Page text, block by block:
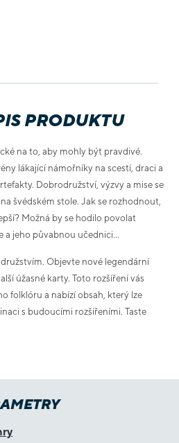
PRODUKTU
na to, aby mohly být pravdivé.
lákající námořníky na scestí, draci a
Dobrodružství, výzvy a mise se
švédském stole. Jak se rozhodnout,
Možná by se hodilo povolat
a jeho půvabnou učednici...
Objevte nové legendární
úžasné karty. Toto rozšíření vás
folklóru a nabízí obsah, který lze
s budoucími rozšířeními. Taste